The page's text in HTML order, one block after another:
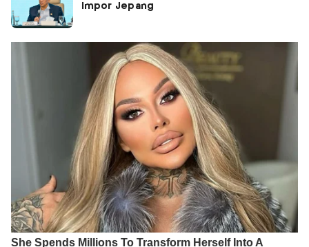
Impor Jepang